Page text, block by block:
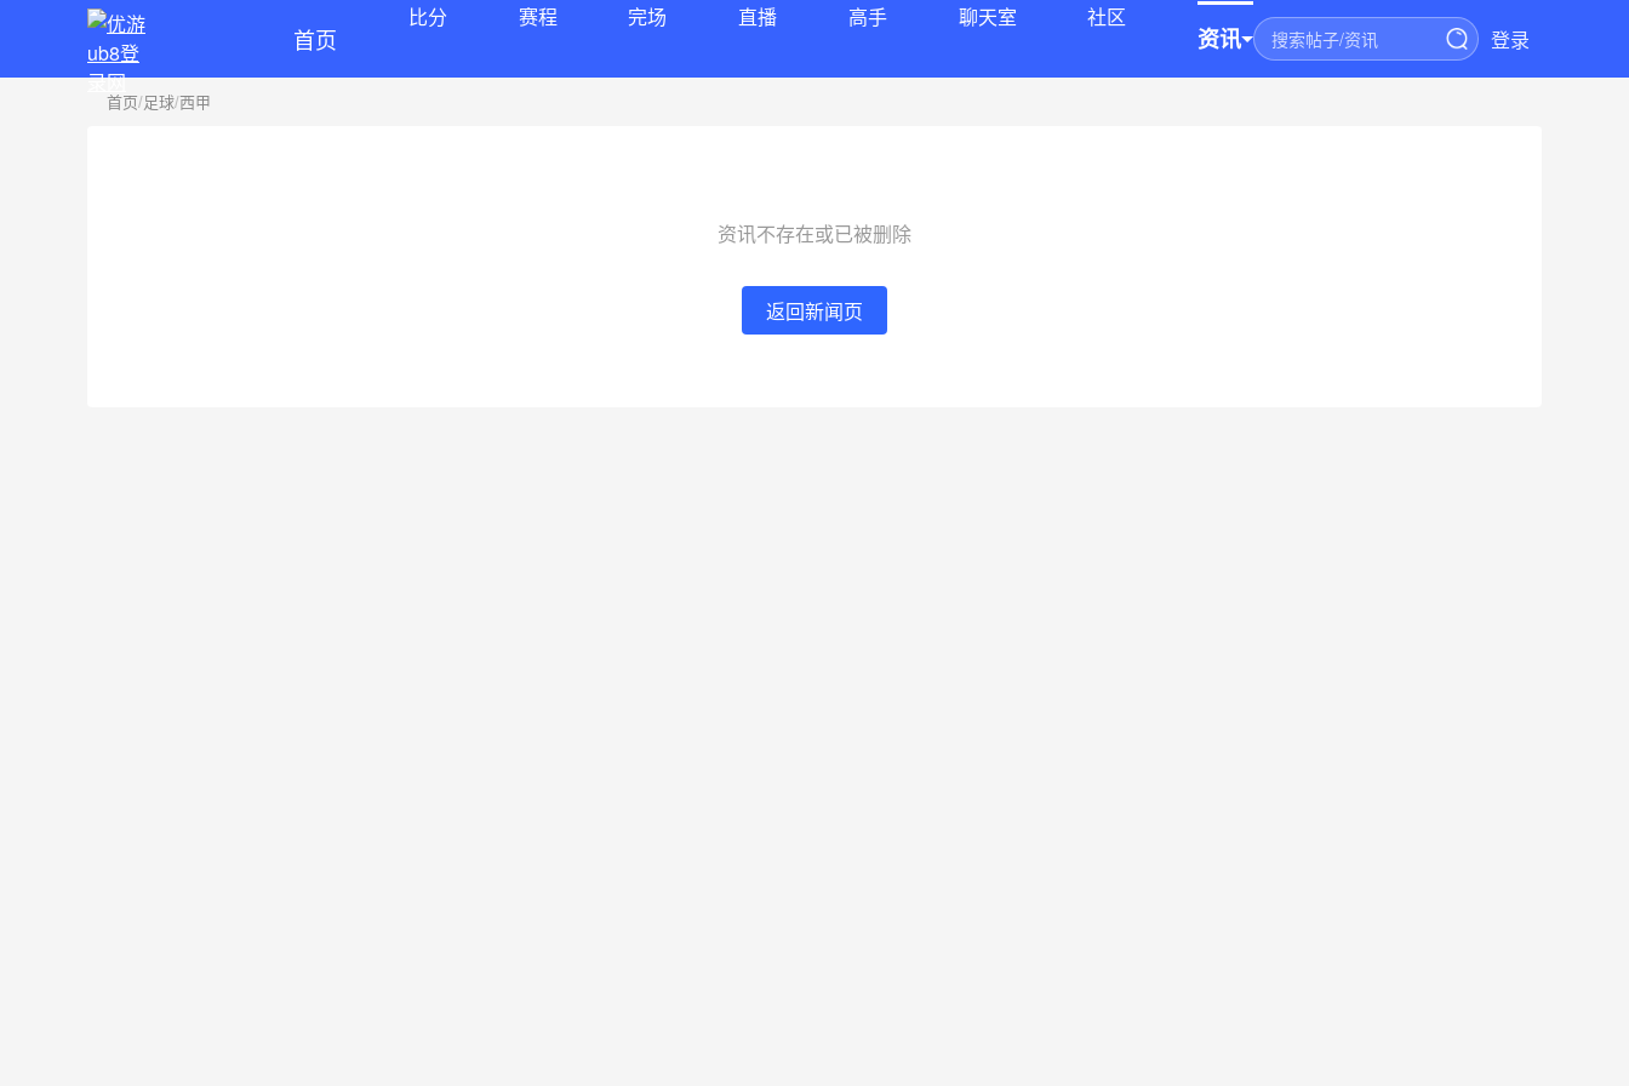
首页
比分 赛程 完场 直播 高手 聊天室 社区
资讯 登录
首页/足球/西甲
资讯不存在或已被删除
返回新闻页